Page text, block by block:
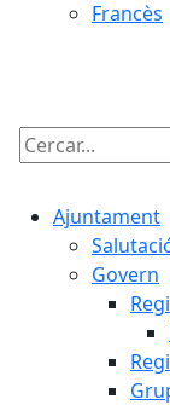
Francès
Cercar:
Ajuntament
Govern